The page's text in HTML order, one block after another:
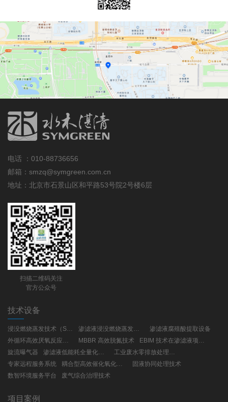
电话 ： 010-88736656
邮箱：smzq@symgreen.com.cn
地址：北京市石景山区和平路53号院2号楼6层
扫描二维码关注
官方公众号
技术设备
浸没燃烧蒸发技术（SCE） 渗滤液浸没燃烧蒸发工艺(SCE)
渗滤液腐殖酸提取设备
外循环高效厌氧反应器（UBF）
MBBR 高效脱氮技术
EBIM 技术在渗滤液项目建设与运营的应用
旋流曝气器
渗滤液低能耗全量化处理工艺
工业废水零排放处理技术
专家远程服务系统
耦合型高效催化氧化技术
固液协同处理技术
数智环境服务平台
废气综合治理技术
项目案例